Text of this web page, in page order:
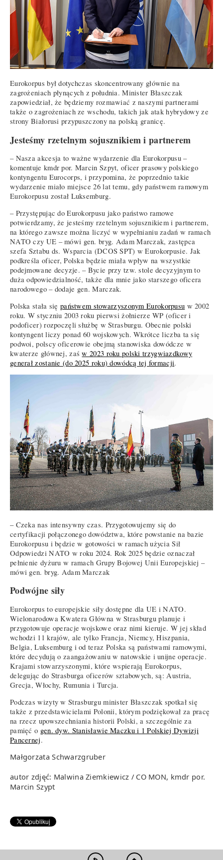
Eurokorpus był dotychczas skoncentrowany głównie na
zagrożeniach płynących z południa. Minister Błaszczak
zapowiedział, że będziemy rozmawiać z naszymi partnerami
także o zagrożeniach ze wschodu, takich jak atak hybrydowy ze
strony Białorusi przypuszczony na polską granicę.
Jesteśmy rzetelnym sojusznikiem i partnerem
– Nasza akcesja to ważne wydarzenie dla Eurokorpusu –
komentuje kmdr por. Marcin Szpyt, oficer prasowy polskiego
kontyngentu Eurocorps, i przypomina, że poprzednio takie
wydarzenie miało miejsce 26 lat temu, gdy państwem ramowym
Eurokorpusu został Luksemburg.
– Przystępując do Eurokorpusu jako państwo ramowe
potwierdzamy, że jesteśmy rzetelnym sojusznikiem i partnerem,
na którego zawsze można liczyć w wypełnianiu zadań w ramach
NATO czy UE – mówi gen. bryg. Adam Marczak, zastępca
szefa Sztabu ds. Wsparcia (DCOS SPT) w Eurokorpusie. Jak
podkreśla oficer, Polska będzie miała wpływ na wszystkie
podejmowane decyzje. – Bycie przy tzw. stole decyzyjnym to
duża odpowiedzialność, także dla mnie jako starszego oficera
narodowego – dodaje gen. Marczak.
Polska stała się państwem stowarzyszonym Eurokorpusu w 2002
roku. W styczniu 2003 roku pierwsi żołnierze WP (oficer i
podoficer) rozpoczęli służbę w Strasburgu. Obecnie polski
kontyngent liczy ponad 60 wojskowych. Wkrótce liczba ta się
podwoi, polscy oficerowie obejmą stanowiska dowódcze w
kwaterze głównej, zaśw 2023 roku polski trzygwiazdkowy
generał zostanie (do 2025 roku) dowódcą tej formacji.
– Czeka nas intensywny czas. Przygotowujemy się do
certyfikacji połączonego dowództwa, które powstanie na bazie
Eurokorpusu i będzie w gotowości w ramach użycia Sił
Odpowiedzi NATO w roku 2024. Rok 2025 będzie oznaczał
pełnienie dyżuru w ramach Grupy Bojowej Unii Europejskiej –
mówi gen. bryg. Adam Marczak
Podwójne siły
Eurokorpus to europejskie siły dostępne dla UE i NATO.
Wielonarodowa Kwatera Główna w Strasburgu planuje i
przygotowuje operacje wojskowe oraz nimi kieruje. W jej skład
wchodzi 11 krajów, ale tylko Francja, Niemcy, Hiszpania,
Belgia, Luksemburg i od teraz Polska są państwami ramowymi,
które decydują o zaangażowaniu w natowskie i unijne operacje.
Krajami stowarzyszonymi, które wspierają Eurokorpus,
delegując do Strasburga oficerów sztabowych, są: Austria,
Grecja, Włochy, Rumunia i Turcja.
Podczas wizyty w Strasburgu minister Błaszczak spotkał się
także z przedstawicielami Polonii, którym podziękował za pracę
na rzecz upowszechniania historii Polski, a szczególnie za
pamięć o gen. dyw. Stanisławie Maczku i 1 Polskiej Dywizji
Pancernej.
Małgorzata Schwarzgruber
autor zdjęć: Malwina Ziemkiewicz / CO MON, kmdr por.
Marcin Szypt